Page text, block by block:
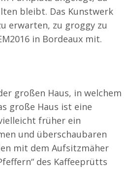
bleibt. Das Kunstwerk
erwarten, zu groggy zu
in Bordeaux mit.
großen Haus, in welchem
große Haus ist eine
früher ein
und überschaubaren
mit dem Aufsitzmäher
des Kaffeeprütts